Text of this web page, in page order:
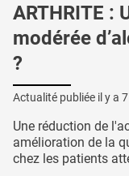
ARTHRITE :
modérée
?
Actualité publiée il y a
Une réduction de
amélioration de la
chez les patients